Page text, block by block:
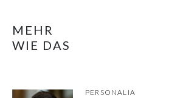
MEHR
WIE DAS
PERSONALIA